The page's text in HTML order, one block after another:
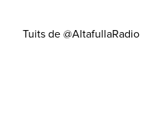
Tuits de @AltafullaRadio